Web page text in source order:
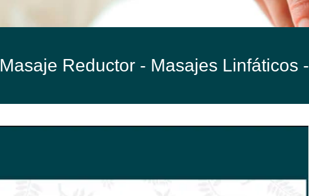
Masaje Reductor - Masajes Linfáticos -